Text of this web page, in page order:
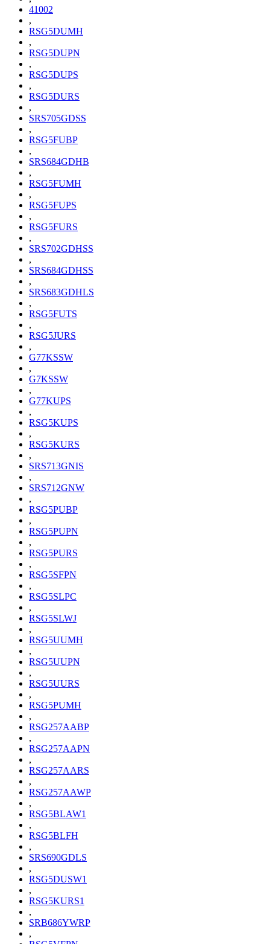
41002
,
RSG5DUMH
,
RSG5DUPN
,
RSG5DUPS
,
RSG5DURS
,
SRS705GDSS
,
RSG5FUBP
,
SRS684GDHB
,
RSG5FUMH
,
RSG5FUPS
,
RSG5FURS
,
SRS702GDHSS
,
SRS684GDHSS
,
SRS683GDHLS
,
RSG5FUTS
,
RSG5JURS
,
G77KSSW
,
G7KSSW
,
G77KUPS
,
RSG5KUPS
,
RSG5KURS
,
SRS713GNIS
,
SRS712GNW
,
RSG5PUBP
,
RSG5PUPN
,
RSG5PURS
,
RSG5SFPN
,
RSG5SLPC
,
RSG5SLWJ
,
RSG5UUMH
,
RSG5UUPN
,
RSG5UURS
,
RSG5PUMH
,
RSG257AABP
,
RSG257AAPN
,
RSG257AARS
,
RSG257AAWP
,
RSG5BLAW1
,
RSG5BLFH
,
SRS690GDLS
,
RSG5DUSW1
,
RSG5KURS1
,
SRB686YWRP
,